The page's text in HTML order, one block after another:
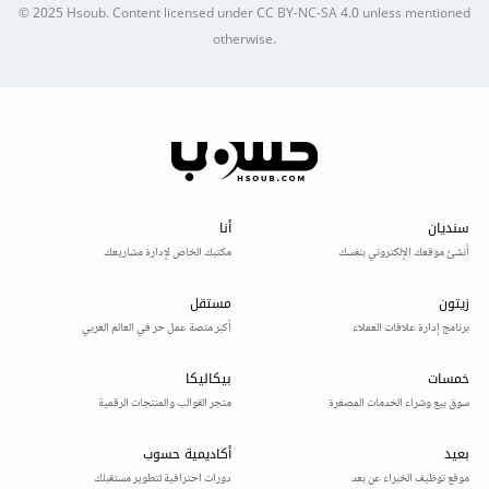
© 2025Hsoub.Content licensed underCC BY-NC-SA 4.0unless mentioned
otherwise.